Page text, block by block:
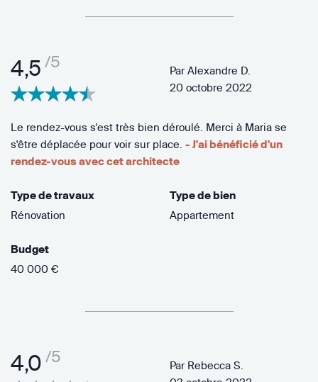
4,5 /5 Par Alexandre D.
20 octobre 2022
Le rendez-vous s'est très bien déroulé. Merci à Maria se
s'être déplacée pour voir sur place. - J'ai bénéficié d'un
rendez-vous avec cet architecte
Type de travaux
Rénovation
Type de bien
Appartement
Budget
40 000 €
4,0 /5 Par Rebecca S.